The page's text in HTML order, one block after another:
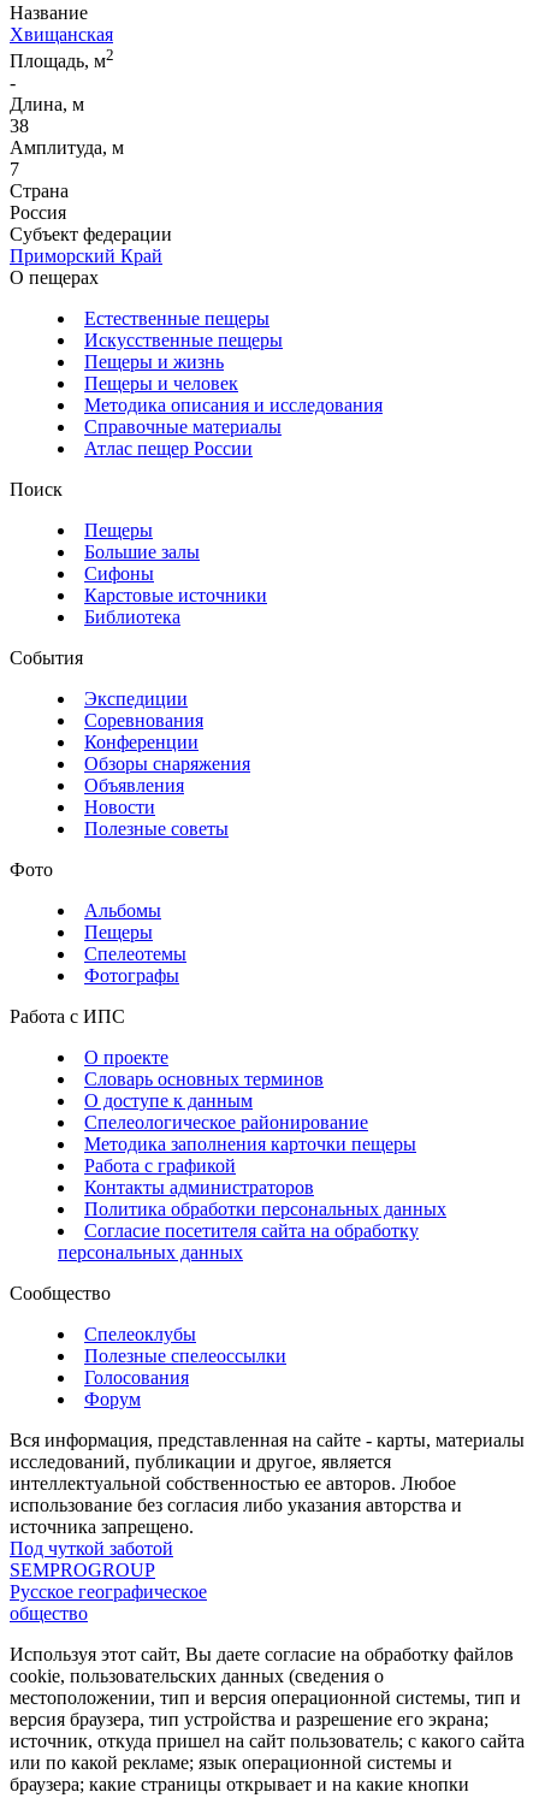
Название
Хвищанская
Площадь, м2
-
Длина, м
38
Амплитуда, м
7
Страна
Россия
Субъект федерации
Приморский Край
О пещерах
Естественные пещеры
Искусственные пещеры
Пещеры и жизнь
Пещеры и человек
Методика описания и исследования
Справочные материалы
Атлас пещер России
Поиск
Пещеры
Большие залы
Сифоны
Карстовые источники
Библиотека
События
Экспедиции
Соревнования
Конференции
Обзоры снаряжения
Объявления
Новости
Полезные советы
Фото
Альбомы
Пещеры
Спелеотемы
Фотографы
Работа с ИПС
О проекте
Словарь основных терминов
О доступе к данным
Спелеологическое районирование
Методика заполнения карточки пещеры
Работа с графикой
Контакты администраторов
Политика обработки персональных данных
Согласие посетителя сайта на обработку
персональных данных
Сообщество
Спелеоклубы
Полезные спелеоссылки
Голосования
Форум
Вся информация, представленная на сайте - карты, материалы
исследований, публикации и другое, является
интеллектуальной собственностью ее авторов. Любое
использование без согласия либо указания авторства и
источника запрещено.
Под чуткой заботой
SEMPROGROUP
Русское географическое
общество
Используя этот сайт, Вы даете согласие на обработку файлов
cookie, пользовательских данных (сведения о
местоположении, тип и версия операционной системы, тип и
версия браузера, тип устройства и разрешение его экрана;
источник, откуда пришел на сайт пользователь; с какого сайта
или по какой рекламе; язык операционной системы и
браузера; какие страницы открывает и на какие кнопки